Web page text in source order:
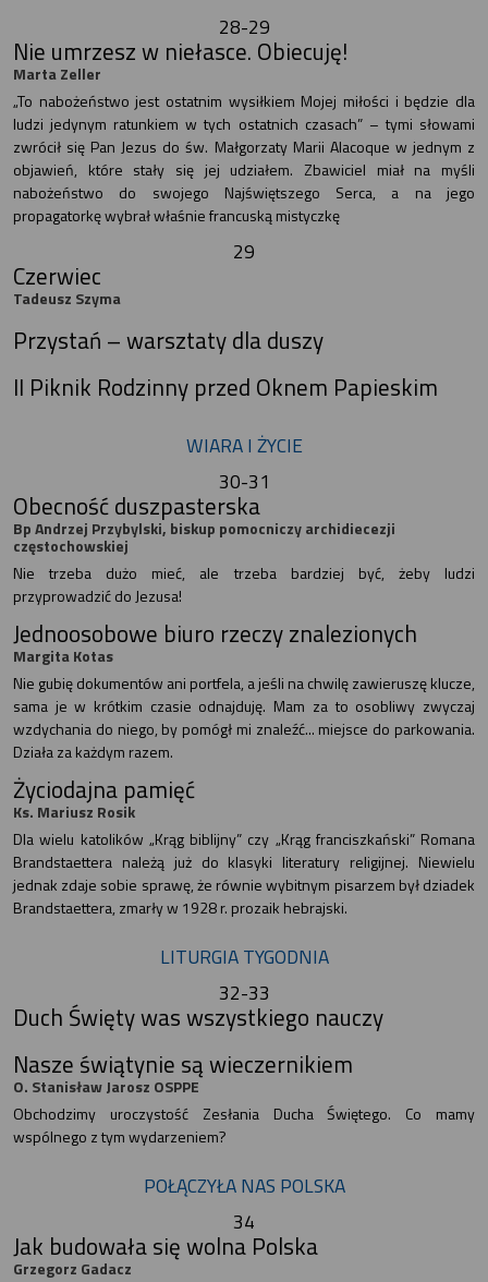
28-29
Nie umrzesz w niełasce. Obiecuję!
Marta Zeller
„To nabożeństwo jest ostatnim wysiłkiem Mojej miłości i będzie dla
ludzi jedynym ratunkiem w tych ostatnich czasach” – tymi słowami
zwrócił się Pan Jezus do św. Małgorzaty Marii Alacoque w jednym z
objawień, które stały się jej udziałem. Zbawiciel miał na myśli
nabożeństwo do swojego Najświętszego Serca, a na jego
propagatorkę wybrał właśnie francuską mistyczkę
29
Czerwiec
Tadeusz Szyma
Przystań – warsztaty dla duszy
II Piknik Rodzinny przed Oknem Papieskim
WIARA I ŻYCIE
30-31
Obecność duszpasterska
Bp Andrzej Przybylski, biskup pomocniczy archidiecezji
częstochowskiej
Nie trzeba dużo mieć, ale trzeba bardziej być, żeby ludzi
przyprowadzić do Jezusa!
Jednoosobowe biuro rzeczy znalezionych
Margita Kotas
Nie gubię dokumentów ani portfela, a jeśli na chwilę zawieruszę klucze,
sama je w krótkim czasie odnajduję. Mam za to osobliwy zwyczaj
wzdychania do niego, by pomógł mi znaleźć... miejsce do parkowania.
Działa za każdym razem.
Życiodajna pamięć
Ks. Mariusz Rosik
Dla wielu katolików „Krąg biblijny” czy „Krąg franciszkański” Romana
Brandstaettera należą już do klasyki literatury religijnej. Niewielu
jednak zdaje sobie sprawę, że równie wybitnym pisarzem był dziadek
Brandstaettera, zmarły w 1928 r. prozaik hebrajski.
LITURGIA TYGODNIA
32-33
Duch Święty was wszystkiego nauczy
Nasze świątynie są wieczernikiem
O. Stanisław Jarosz OSPPE
Obchodzimy uroczystość Zesłania Ducha Świętego. Co mamy
wspólnego z tym wydarzeniem?
POŁĄCZYŁA NAS POLSKA
34
Jak budowała się wolna Polska
Grzegorz Gadacz